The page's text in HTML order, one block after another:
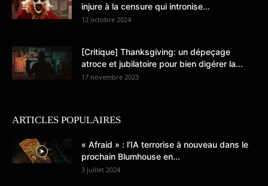
injure à la censure qui intronise...
12 octobre 2024
[Critique] Thanksgiving: un dépeçage
atroce et jubilatoire pour bien digérer la...
17 novembre 2023
ARTICLES POPULAIRES
« Afraid » : l’IA terrorise à nouveau dans le
prochain Blumhouse en...
3 juillet 2024